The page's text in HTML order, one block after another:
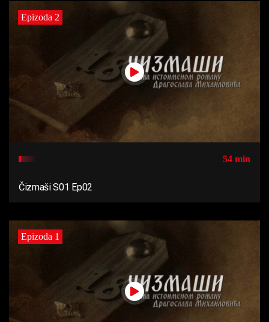
Epizoda 2
54 min
Čizmaši S01 Ep02
Epizoda 1